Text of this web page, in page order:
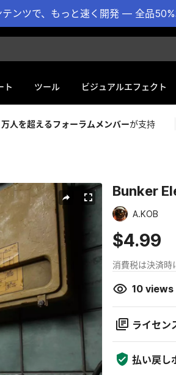
ンツで、もっと速く開発 — 全品50%
ト ツール ビジュアルエフェクト
人を超えるフォーラムメンバーが支持
Bunker
A.KOB
$4.99
消費税は決済時
10views
ライセ
払い戻し